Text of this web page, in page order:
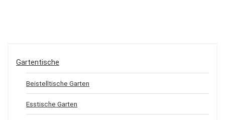
Gartentische
Beistelltische Garten
Esstische Garten